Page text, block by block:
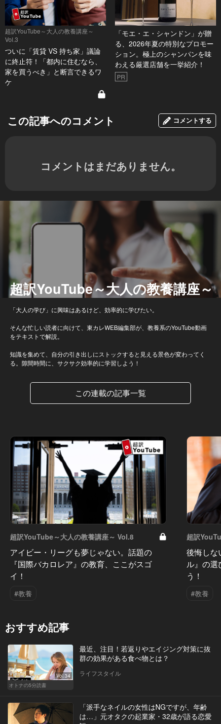
超訳YouTube～大人の教養講座～
Vol.3
ついに「賃貸 VS 持ち家」議論
に終止符！「都内に住むなら、
家を買うべき」と断言できるワ
ケ
「モエ・エ・シャンドン」が贈
る、2026年夏の特別なプロモー
ション。極上のシャンパンを味
わえる厳選店舗を一挙紹介！
PR
この記事へのコメント コメントする
コメントはまだありません。
超訳YouTube～大人の教養講座～
「大人の学び」に興味はあるけど、効率的に学びたい。
そんな忙しい読者に向けて、東カレWEB編集部が、教養系のYouTube動画
をテキストで解説。
知識を集めて、自分の引き出しにストックすると見える景色が変わってく
る。隙間時間に、サクサク効率的に学習しよう！
この連載の記事一覧
超訳YouTube～大人の教養講座～ Vol.8
アイビー・リーグも夢じゃない。話題の
『国際バカロレア』の教育、ここがスゴ
イ！
#教養
超訳
後悔しな
ル』の
う！
#教養
おすすめ記事
Vol.34
オトナの5分読書
最近、注目！若返りやエイジング対策に抜
群の効果がある食べ物とは？
ライフスタイル
「派手なネイルの女性はNGですが、年齢
は…」元オタクの起業家・32歳が語る恋愛